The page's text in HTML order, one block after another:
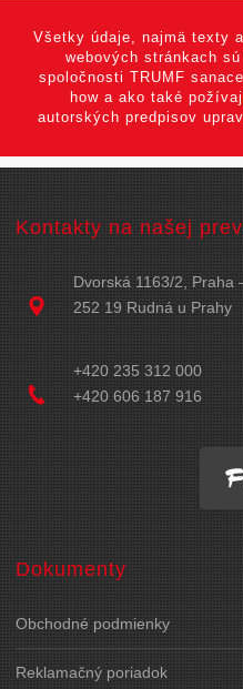
Všetky údaje, najmä texty
webových stránkach
spoločnosti TRUMF
how a ako také
autorských predpisov
Kontakty na našej
Dvorská 1163/2, Praha
252 19 Rudná u Prahy
+420 235 312 000
+420 606 187 916
Dokumenty
Obchodné podmienky
Reklamačný poriadok